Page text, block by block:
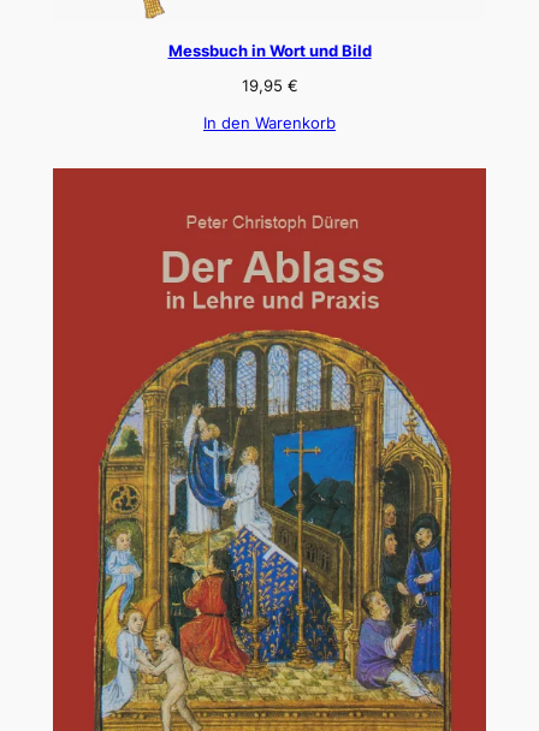
Messbuch in Wort und Bild
19,95 €
In den Warenkorb